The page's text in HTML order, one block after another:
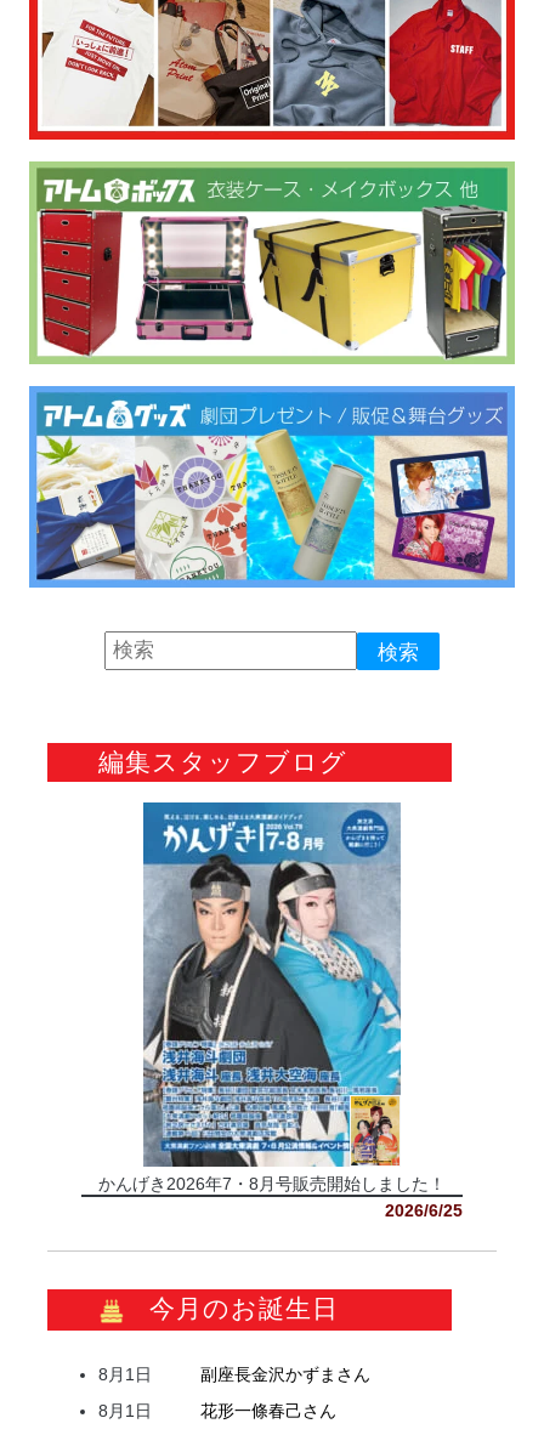
編集スタッフブログ
かんげき2026年7・8月号販売開始しました！
2026/6/25
今月のお誕生日
8月1日 副座長金沢かずま さん
8月1日
花形一條春己さん